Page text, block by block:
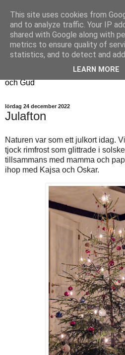
Fyren
Fyren finns för att sprida ljus i
För att påminna om guldkanterna i
Här samsas jakt, hantverk,
och Gud
lördag 24 december 2022
Julafton
Naturen var som ett julkort idag.
tjock rimfrost som glittrade i
tillsammans med mamma och
ihop med Kajsa och Oskar.
This site uses cookies from
and to analyze traffic. Your IP
shared with Google along with
metrics to ensure quality of
statistics, and to detect and
LEARN MORE